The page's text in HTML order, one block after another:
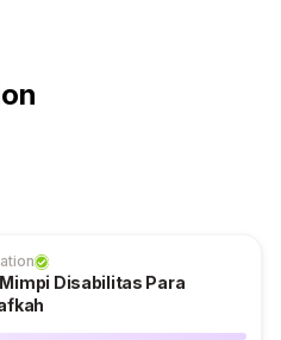
Disabilitas Para